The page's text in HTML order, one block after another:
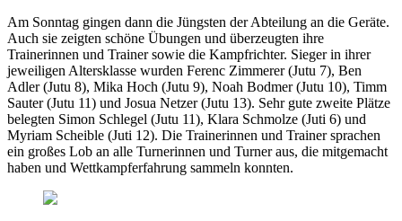
Am Sonntag gingen dann die Jüngsten der Abteilung an die Geräte.
Auch sie zeigten schöne Übungen und überzeugten ihre
Trainerinnen und Trainer sowie die Kampfrichter. Sieger in ihrer
jeweiligen Altersklasse wurden Ferenc Zimmerer (Jutu 7), Ben
Adler (Jutu 8), Mika Hoch (Jutu 9), Noah Bodmer (Jutu 10), Timm
Sauter (Jutu 11) und Josua Netzer (Jutu 13). Sehr gute zweite Plätze
belegten Simon Schlegel (Jutu 11), Klara Schmolze (Juti 6) und
Myriam Scheible (Juti 12). Die Trainerinnen und Trainer sprachen
ein großes Lob an alle Turnerinnen und Turner aus, die mitgemacht
haben und Wettkampferfahrung sammeln konnten.